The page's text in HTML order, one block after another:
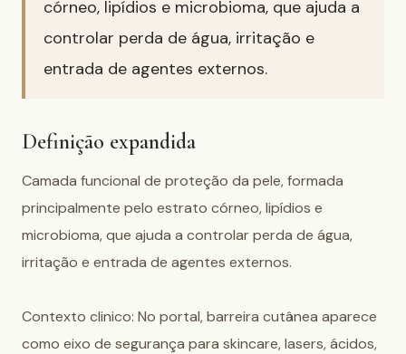
córneo, lipídios e microbioma, que ajuda a
controlar perda de água, irritação e
entrada de agentes externos.
Definição expandida
Camada funcional de proteção da pele, formada
principalmente pelo estrato córneo, lipídios e
microbioma, que ajuda a controlar perda de água,
irritação e entrada de agentes externos.
Contexto clinico: No portal, barreira cutânea aparece
como eixo de segurança para skincare, lasers, ácidos,